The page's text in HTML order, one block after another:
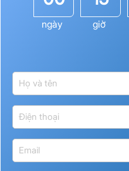
ngày giờ